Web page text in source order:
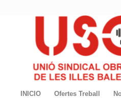
INICIO Ofertes Treball